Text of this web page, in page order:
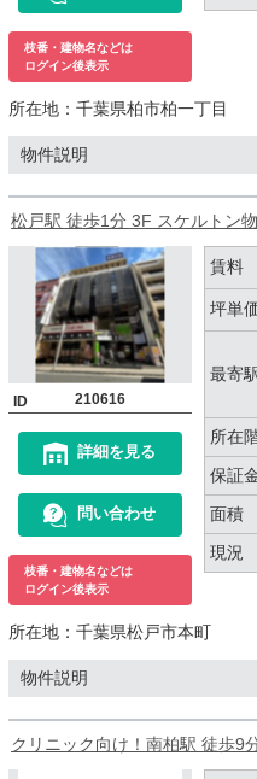
枝番・建物名などは
ログイン後表示
所在地： 千葉県柏市柏一丁目
物件説明
松戸駅 徒歩1分 3F スケルトン
ID 210616
詳細を見る
問い合わせ
枝番・建物名などは
ログイン後表示
賃料
坪単
最寄
所在
保証
面積
現況
所在地： 千葉県松戸市本町
物件説明
クリニック向け！南柏駅 徒歩9